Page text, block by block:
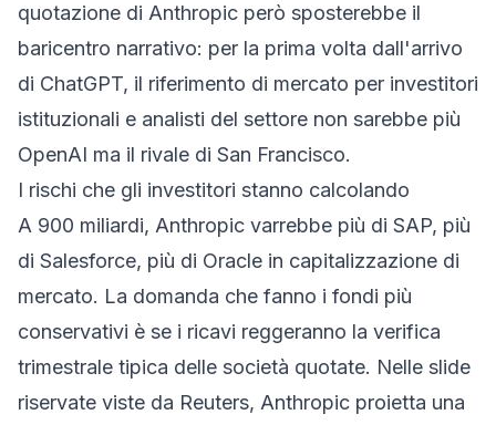
quotazione di Anthropic però sposterebbe il
baricentro narrativo: per la prima volta dall'arrivo
di ChatGPT, il riferimento di mercato per investitori
istituzionali e analisti del settore non sarebbe più
OpenAI ma il rivale di San Francisco.
I rischi che gli investitori stanno calcolando
A 900 miliardi, Anthropic varrebbe più di SAP, più
di Salesforce, più di Oracle in capitalizzazione di
mercato. La domanda che fanno i fondi più
conservativi è se i ricavi reggeranno la verifica
trimestrale tipica delle società quotate. Nelle slide
riservate viste da Reuters, Anthropic proietta una